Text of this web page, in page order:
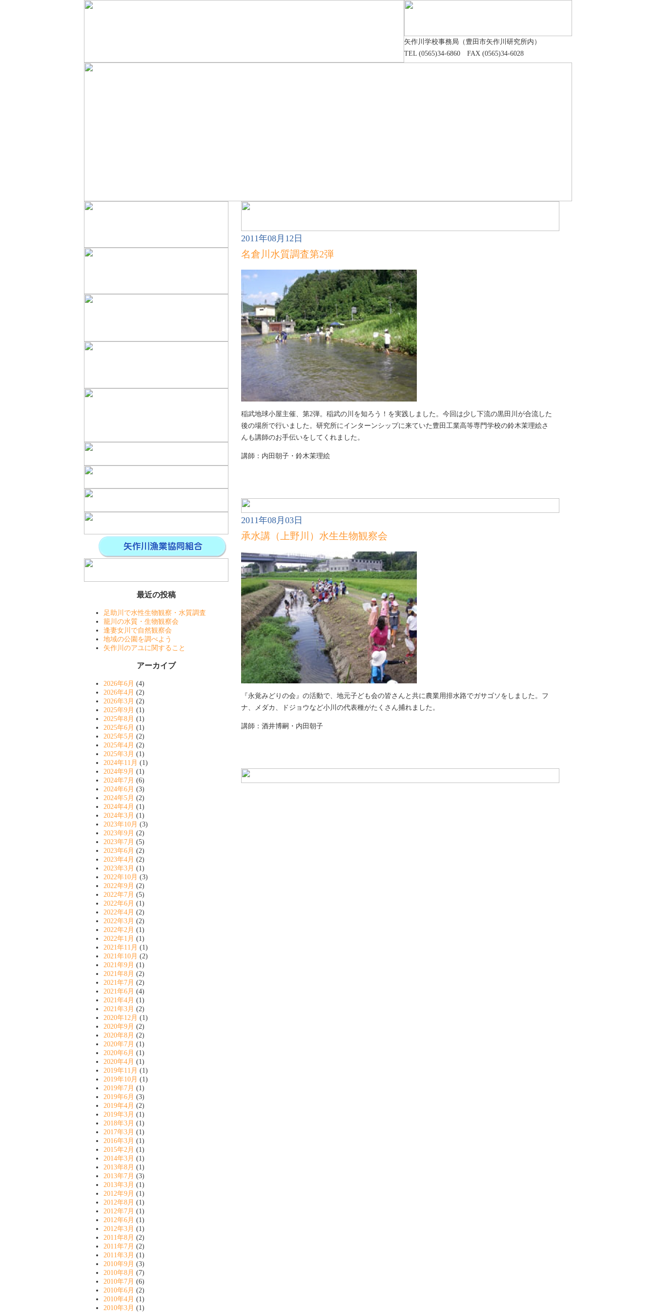
矢作川学校事務局（豊田市矢作川研究所内）
TEL (0565)34-6860 FAX (0565)34-6028
最近の投稿
足助川で水性生物観察・水質調査
籠川の水質・生物観察会
逢妻女川で自然観察会
地域の公園を調べよう
矢作川のアユに関すること
アーカイブ
2026年6月 (4)
2026年4月 (2)
2026年3月 (2)
2025年9月 (1)
2025年8月 (1)
2025年6月 (1)
2025年5月 (2)
2025年4月 (2)
2025年3月 (1)
2024年11月 (1)
2024年9月 (1)
2024年7月 (6)
2024年6月 (3)
2024年5月 (2)
2024年4月 (1)
2024年3月 (1)
2023年10月 (3)
2023年9月 (2)
2023年7月 (5)
2023年6月 (2)
2023年4月 (2)
2023年3月 (1)
2022年10月 (3)
2022年9月 (2)
2022年7月 (5)
2022年6月 (1)
2022年4月 (2)
2022年3月 (2)
2022年2月 (1)
2022年1月 (1)
2021年11月 (1)
2021年10月 (2)
2021年9月 (1)
2021年8月 (2)
2021年7月 (2)
2021年6月 (4)
2021年4月 (1)
2021年3月 (2)
2020年12月 (1)
2020年9月 (2)
2020年8月 (2)
2020年7月 (1)
2020年6月 (1)
2020年4月 (1)
2019年11月 (1)
2019年10月 (1)
2019年7月 (1)
2019年6月 (3)
2019年4月 (2)
2019年3月 (1)
2018年3月 (1)
2017年3月 (1)
2016年3月 (1)
2015年2月 (1)
2014年3月 (1)
2013年8月 (1)
2013年7月 (3)
2013年3月 (1)
2012年9月 (1)
2012年8月 (1)
2012年7月 (1)
2012年6月 (1)
2012年3月 (1)
2011年8月 (2)
2011年7月 (2)
2011年3月 (1)
2010年9月 (3)
2010年8月 (7)
2010年7月 (6)
2010年6月 (2)
2010年4月 (1)
2010年3月 (1)
2011年08月12日
名倉川水質調査第2弾
稲武地球小屋主催、第2弾。稲武の川を知ろう！を実践しました。今回は少し下流の黒田川が合流した
後の場所で行いました。研究所にインターンシップに来ていた豊田工業高等専門学校の鈴木茉理絵さ
んも講師のお手伝いをしてくれました。
講師：内田朝子・鈴木茉理絵
2011年08月03日
承水講（上野川）水生生物観察会
『永覚みどりの会』の活動で、地元子ども会の皆さんと共に農業用排水路でガサゴソをしました。フ
ナ、メダカ、ドジョウなど小川の代表種がたくさん捕れました。
講師：酒井博嗣・内田朝子